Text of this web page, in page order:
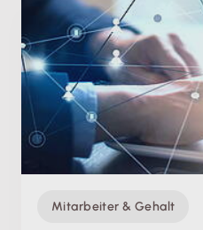
Mitarbeiter & Gehalt